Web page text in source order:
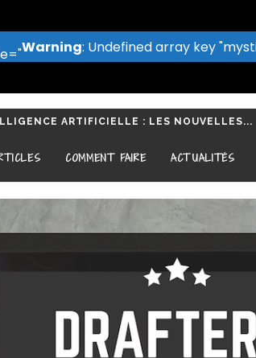
ARTIFICIELLE : LES NOUVELLES...
COMMENT FAIRE ACTUALITÉS
Warning: Undefined array key